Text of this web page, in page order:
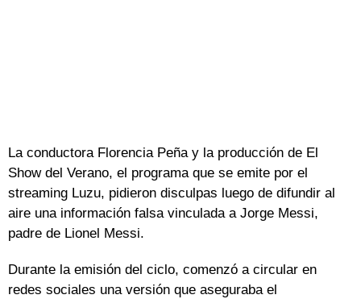
La conductora Florencia Peña y la producción de El
Show del Verano, el programa que se emite por el
streaming Luzu, pidieron disculpas luego de difundir al
aire una información falsa vinculada a Jorge Messi,
padre de Lionel Messi.
Durante la emisión del ciclo, comenzó a circular en
redes sociales una versión que aseguraba el